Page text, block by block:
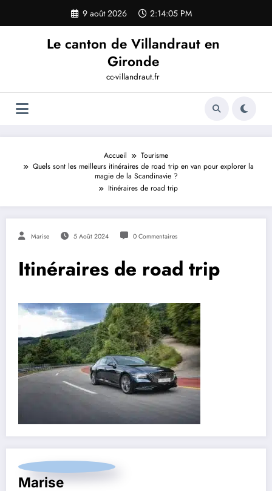
contenu
9 août 2026 2:14:06 PM
Le canton de Villandraut en
Gironde
cc-villandraut.fr
Accueil
Tourisme
Quels sont les meilleurs itinéraires de road trip en van pour explorer la
magie de la Scandinavie ?
Itinéraires de road trip
Marise 5 Août 2024 0 Commentaires
Itinéraires de road trip
Marise